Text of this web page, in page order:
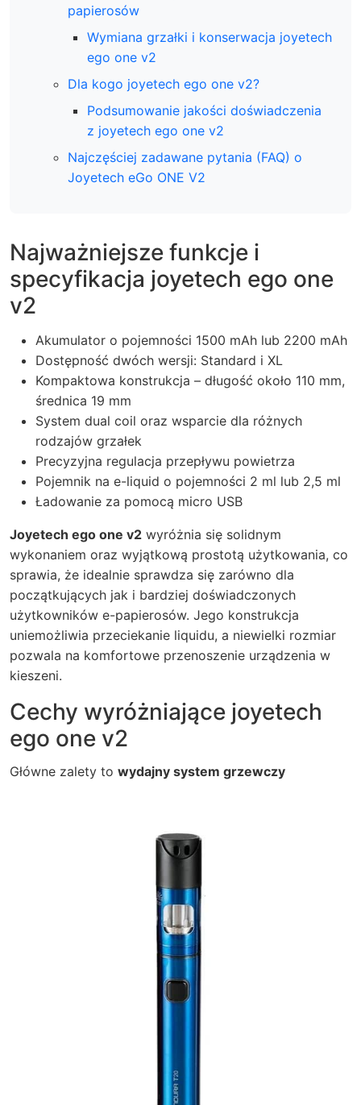
papierosów
Wymiana grzałki i konserwacja joyetech
ego one v2
Dla kogo joyetech ego one v2?
Podsumowanie jakości doświadczenia
z joyetech ego one v2
Najczęściej zadawane pytania (FAQ) o
Joyetech eGo ONE V2
Najważniejsze funkcje i
specyfikacja joyetech ego one
v2
Akumulator o pojemności 1500 mAh lub 2200 mAh
Dostępność dwóch wersji: Standard i XL
Kompaktowa konstrukcja – długość około 110 mm,
średnica 19 mm
System dual coil oraz wsparcie dla różnych
rodzajów grzałek
Precyzyjna regulacja przepływu powietrza
Pojemnik na e-liquid o pojemności 2 ml lub 2,5 ml
Ładowanie za pomocą micro USB
Joyetech ego one v2 wyróżnia się solidnym
wykonaniem oraz wyjątkową prostotą użytkowania, co
sprawia, że idealnie sprawdza się zarówno dla
początkujących jak i bardziej doświadczonych
użytkowników e-papierosów. Jego konstrukcja
uniemożliwia przeciekanie liquidu, a niewielki rozmiar
pozwala na komfortowe przenoszenie urządzenia w
kieszeni.
Cechy wyróżniające joyetech
ego one v2
Główne zalety to wydajny system grzewczy